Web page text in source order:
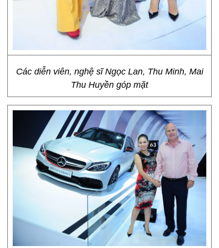
Các diễn viên, nghệ sĩ Ngọc Lan, Thu Minh, Mai
Thu Huyền góp mặt